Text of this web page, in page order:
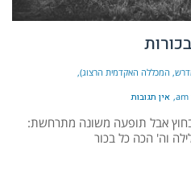
המכללה האקדמית הרצוג)
אין תגובות
אבל תופעה משונה מתרחשת:
וה' הכה כל בכור